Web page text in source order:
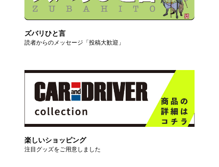
ズバリひと言
読者からのメッセージ「投稿大歓迎」
楽しいショッピング
注目グッズをご用意しました